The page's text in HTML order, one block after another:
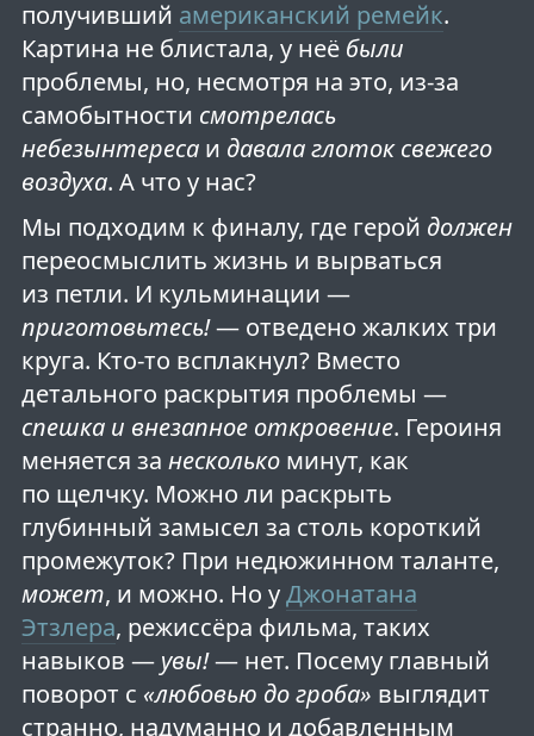
получивший американский ремейк.
Картина не блистала, у неё были
проблемы, но, несмотря на это, из-за
самобытности смотрелась
небезынтересаи давала глоток свежего
воздуха. А что у нас?
Мы подходим к финалу, где герой должен
переосмыслить жизнь и вырваться
из петли. И кульминации —
приготовьтесь!— отведено жалких три
круга. Кто-то всплакнул? Вместо
детального раскрытия проблемы —
спешка и внезапное откровение. Героиня
меняется за несколькоминут, как
по щелчку. Можно ли раскрыть
глубинный замысел за столь короткий
промежуток? При недюжинном таланте,
может, и можно. Но уДжонатана
Этзлера, режиссёра фильма, таких
навыков — увы!— нет. Посему главный
поворот с «любовью до гроба» выглядит
странно, надуманно и добавленным